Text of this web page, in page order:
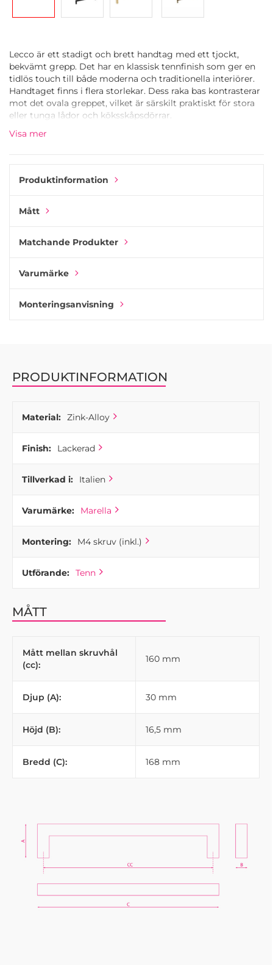
Lecco är ett stadigt och brett handtag med ett tjockt,
bekvämt grepp. Det har en klassisk tennfinish som ger en
tidlös touch till både moderna och traditionella interiörer.
Handtaget finns i flera storlekar. Dess raka bas kontrasterar
mot det ovala greppet, vilket är särskilt praktiskt för stora
eller tunga lådor och köksskåpsdörrar.
Lecco-handtaget är ett utmärkt val för att ge ett nytt kök
transparent lack för att skydda ytan och förhindra
för precisionsgjutning och kan ytbehandlas på många olika
möbelhandtag och knoppar.
Visa mer
Produktinformation
Mått
Matchande Produkter
Varumärke
Monteringsanvisning
PRODUKTINFORMATION
Material: Zink-Alloy
Finish: Lackerad
Tillverkad i: Italien
Varumärke: Marella
Montering: M4 skruv (inkl.)
Utförande: Tenn
MÅTT
Mått mellan skruvhål
(cc):
160 mm
Djup (A): 30 mm
Höjd (B): 16,5 mm
Bredd (C): 168 mm